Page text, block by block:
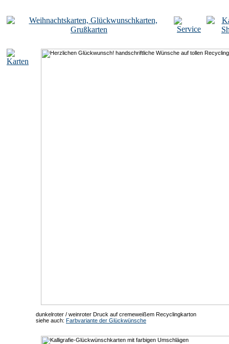
dunkelroter / weinroter Druck auf cremeweißem Recyclingkarton
siehe auch: Farbvariante der Glückwünsche